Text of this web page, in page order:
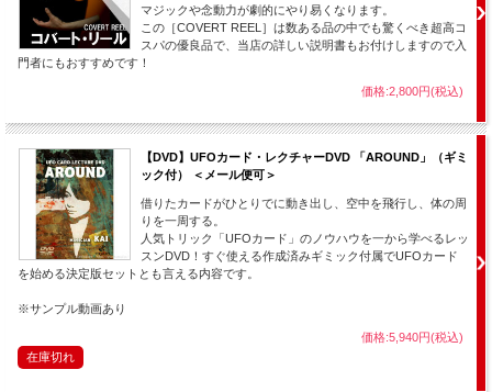
マジックや念動力が劇的にやり易くなります。
この［COVERT REEL］は数ある品の中でも驚くべき超高コ
スパの優良品で、当店の詳しい説明書もお付けしますので入
門者にもおすすめです！
価格:2,800円(税込)
【DVD】UFOカード・レクチャーDVD 「AROUND」（ギミ
ック付） ＜メール便可＞
借りたカードがひとりでに動き出し、空中を飛行し、体の周
りを一周する。
人気トリック「UFOカード」のノウハウを一から学べるレッ
スンDVD！すぐ使える作成済みギミック付属でUFOカード
を始める決定版セットとも言える内容です。
※サンプル動画あり
価格:5,940円(税込)
在庫切れ